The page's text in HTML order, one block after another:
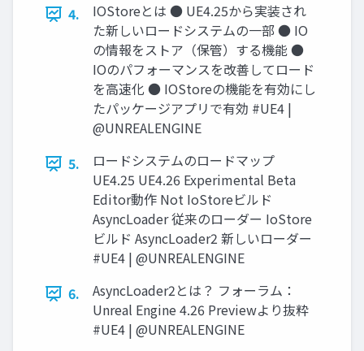
4.
IOStoreとは ● UE4.25から実装され
た新しいロードシステムの一部 ● IO
の情報をストア（保管）する機能 ●
IOのパフォーマンスを改善してロード
を高速化 ● IOStoreの機能を有効にし
たパッケージアプリで有効 #UE4 |
@UNREALENGINE
5.
ロードシステムのロードマップ
UE4.25 UE4.26 Experimental Beta
Editor動作 Not IoStoreビルド
AsyncLoader 従来のローダー IoStore
ビルド AsyncLoader2 新しいローダー
#UE4 | @UNREALENGINE
6.
AsyncLoader2とは？ フォーラム：
Unreal Engine 4.26 Previewより抜粋
#UE4 | @UNREALENGINE